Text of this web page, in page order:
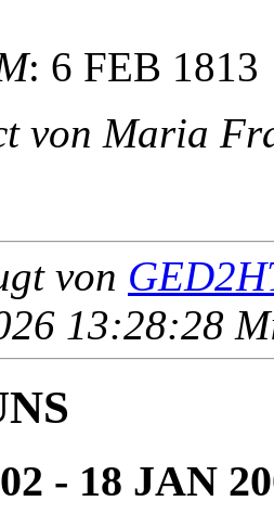
: 6 FEB 1813
von Maria
von
13:28:28
- 18 JAN